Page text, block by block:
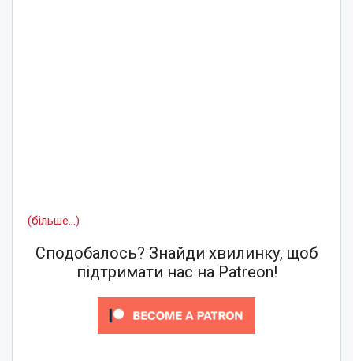
(більше…)
Сподобалось? Знайди хвилинку, щоб
підтримати нас на Patreon!